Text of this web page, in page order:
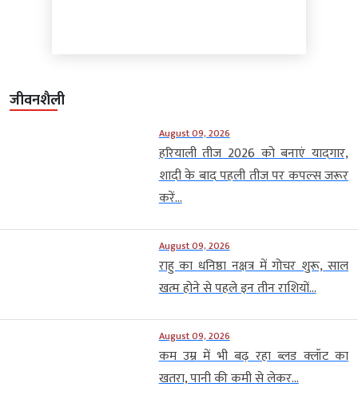
जीवनशैली
August 09, 2026
हरियाली तीज 2026 को बनाएं यादगार,
शादी के बाद पहली तीज पर कपल्स जरूर
करें...
August 09, 2026
राहु का धनिष्ठा नक्षत्र में गोचर शुरू, साल
खत्म होने से पहले इन तीन राशियों...
August 09, 2026
कम उम्र में भी बढ़ रहा ब्लड क्लॉट का
खतरा, पानी की कमी से लेकर...